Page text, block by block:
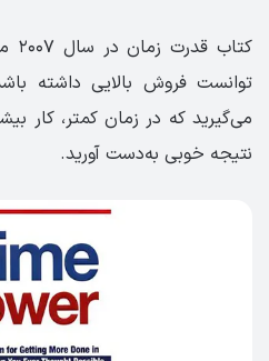
توانست فروش بالایی داشته
می‌گیرید که در زمان کمتر، کار
نتیجه خوبی به‌دست آورید.